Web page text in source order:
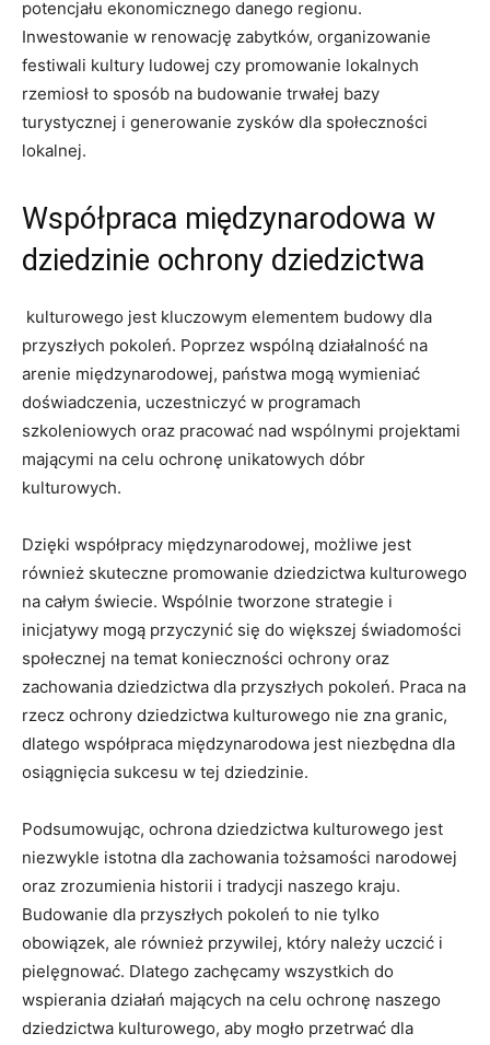
potencjału ekonomicznego danego regionu.
Inwestowanie w renowację zabytków, ⁢organizowanie
festiwali ⁤kultury ludowej czy promowanie lokalnych⁤
rzemiosł ⁢to ⁤sposób na budowanie ‌trwałej​ bazy
turystycznej i ⁢generowanie ‌zysków dla ⁤społeczności
lokalnej.
Współpraca międzynarodowa⁤ w
dziedzinie ochrony dziedzictwa
​ kulturowego ​jest‍ kluczowym elementem budowy dla
przyszłych pokoleń. Poprzez wspólną działalność​ na
arenie międzynarodowej, państwa mogą wymieniać
doświadczenia, uczestniczyć w ⁤programach
‍szkoleniowych oraz pracować nad‌ wspólnymi projektami
mającymi na celu ochronę ​unikatowych dóbr
kulturowych.
Dzięki ​współpracy ⁢międzynarodowej, możliwe ⁣jest
również skuteczne promowanie dziedzictwa kulturowego
na całym‍ świecie. Wspólnie tworzone ‌strategie i​
inicjatywy ⁣mogą⁣ przyczynić się do ⁤większej świadomości
społecznej na temat⁢ konieczności ochrony oraz⁣
zachowania dziedzictwa dla przyszłych ​pokoleń.⁢ Praca na
​rzecz ⁢ochrony ​dziedzictwa kulturowego nie zna granic,
dlatego współpraca międzynarodowa⁣ jest niezbędna⁢ dla
osiągnięcia sukcesu ⁣w⁣ tej‍ dziedzinie.
Podsumowując, ochrona dziedzictwa ‍kulturowego jest
niezwykle istotna dla‌ zachowania tożsamości narodowej
oraz‌ zrozumienia historii i tradycji naszego kraju.
Budowanie dla przyszłych ⁤pokoleń ‌to ⁣nie tylko
obowiązek, ale ‍również przywilej, który należy uczcić i
⁣pielęgnować. Dlatego ⁢zachęcamy wszystkich ​do
wspierania ⁤działań mających na ⁣celu ochronę‌ naszego
dziedzictwa kulturowego, aby ⁤mogło przetrwać dla‍